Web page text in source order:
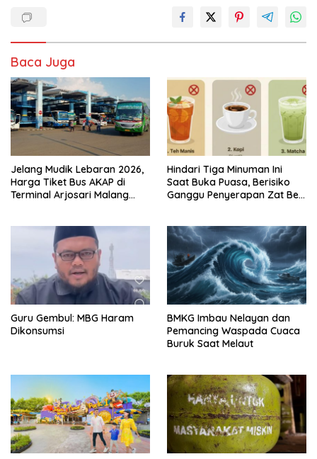
Baca Juga
Jelang Mudik Lebaran 2026,
Harga Tiket Bus AKAP di
Terminal Arjosari Malang
Hindari Tiga Minuman Ini
Saat Buka Puasa, Berisiko
Ganggu Penyerapan Zat Besi
Guru Gembul: MBG Haram
Dikonsumsi
BMKG Imbau Nelayan dan
Pemancing Waspada Cuaca
Buruk Saat Melaut